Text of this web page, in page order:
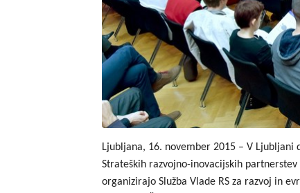
Ljubljana, 16. november 2015 – V
Strateških razvojno-inovacijskih
organizirajo Služba Vlade RS za razvoj in